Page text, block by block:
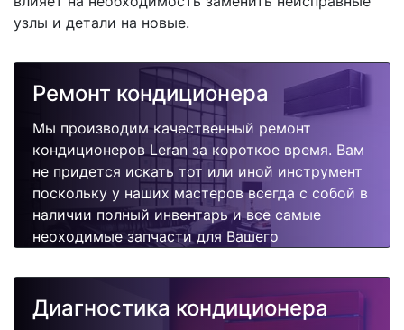
узлы и детали на новые.
Ремонт кондиционера
Мы производим качественный ремонт
кондиционеров Leran за короткое время. Вам
не придется искать тот или иной инструмент
поскольку у наших мастеров всегда с собой в
наличии полный инвентарь и все самые
неоходимые запчасти для Вашего
качественно и недорого.
Диагностика кондиционера